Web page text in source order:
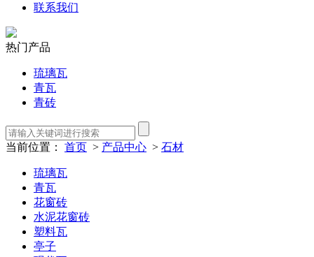
联系我们
热门产品
琉璃瓦
青瓦
青砖
当前位置： 首页 > 产品中心 > 石材
琉璃瓦
青瓦
花窗砖
水泥花窗砖
塑料瓦
亭子